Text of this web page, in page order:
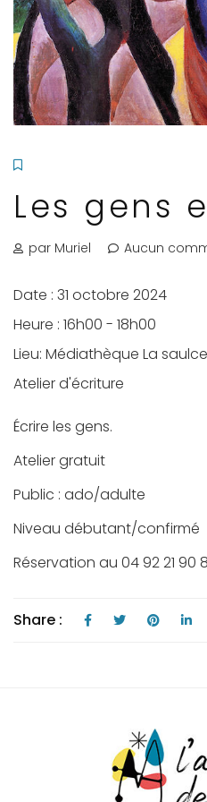
Les gens
par Muriel Aucun
Date : 31 octobre 2024
Heure : 16h00 - 18h00
Lieu: Médiathèque La saulce
Atelier d'écriture
Écrire les gens.
Atelier gratuit
Public : ado/adulte
Niveau débutant/confirmé
Réservation au 04 92 21 90
Share :